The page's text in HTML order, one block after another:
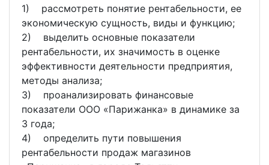
1) рассмотреть понятие рентабельности, ее
экономическую сущность, виды и функцию;
2) выделить основные показатели
рентабельности, их значимость в оценке
эффективности деятельности предприятия,
методы анализа;
3) проанализировать финансовые
показатели ООО «Парижанка» в динамике за
3 года;
4) определить пути повышения
рентабельности продаж магазинов